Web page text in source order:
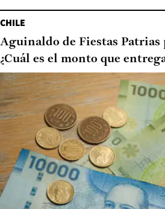
CHILE
Aguinaldo de Fiestas Patrias
¿Cuál es el monto que